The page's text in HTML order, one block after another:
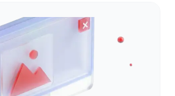
าพร้อมแล้ว ไปดูกันเลย 1. เริ่มด้วยการตั้ง
องคุณ แน่นอนว่าในหนึ่งคอนเทนต์ไม่
กสิ่งอย่างบนโลกนี้ได้ ดังนั้นสิ่งแรกในฐานะ
นใจ…